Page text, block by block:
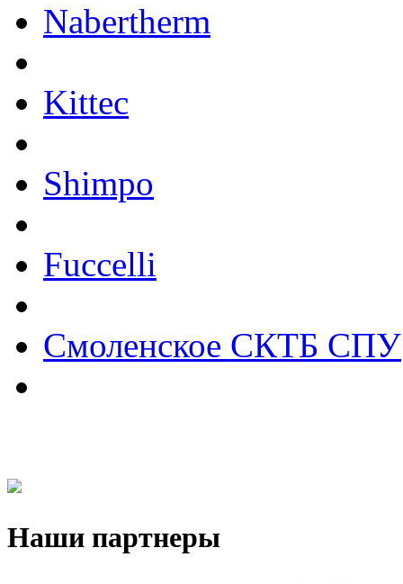
Nabertherm
Kittec
Shimpo
Fuccelli
Смоленское СКТБ СПУ
Наши партнеры